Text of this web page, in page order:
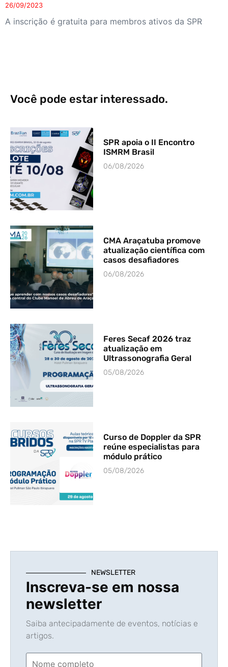
26/09/2023
A inscrição é gratuita para membros ativos da SPR
Você pode estar interessado.
SPR apoia o II Encontro
ISMRM Brasil
06/08/2026
CMA Araçatuba promove
atualização científica com
casos desafiadores
06/08/2026
Feres Secaf 2026 traz
atualização em
Ultrassonografia Geral
05/08/2026
Curso de Doppler da SPR
reúne especialistas para
módulo prático
05/08/2026
NEWSLETTER
Inscreva-se em nossa
newsletter
Saiba antecipadamente de eventos, notícias e
artigos.